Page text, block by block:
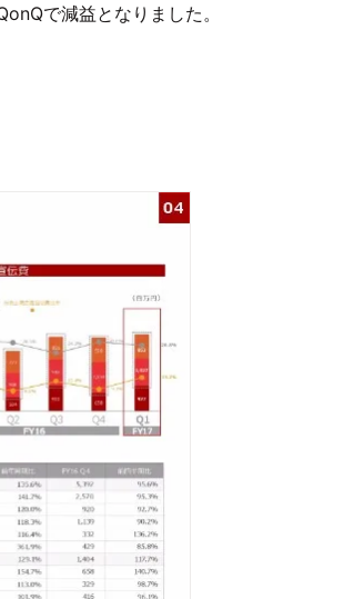
で減益となりました。